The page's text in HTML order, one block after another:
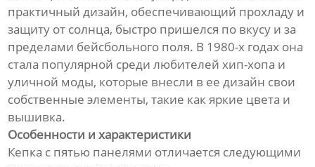
практичный дизайн, обеспечивающий прохладу и
защиту от солнца, быстро пришелся по вкусу и за
пределами бейсбольного поля. В 1980-х годах она
стала популярной среди любителей хип-хопа и
уличной моды, которые внесли в ее дизайн свои
собственные элементы, такие как яркие цвета и
вышивка.
Особенности и характеристики
Кепка с пятью панелями отличается следующими